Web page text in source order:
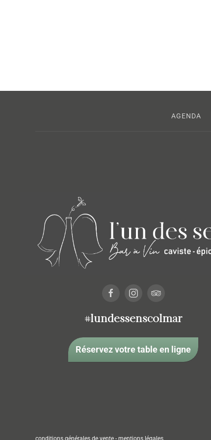
AGENDA
#lundessenscolmar
Réservez votre table en ligne
conditions générales de vente - mentions légales